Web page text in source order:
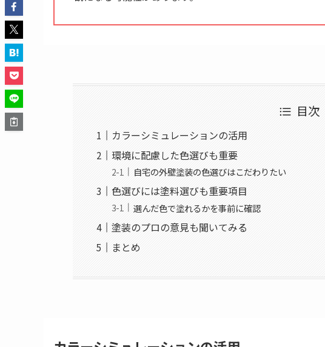
目次
カラーシミュレーションの活用
環境に配慮した色選びも重要
自宅の外壁塗装の色選びはこだわりたい
色選びには塗料選びも重要項目
選んだ色で塗れるかを事前に確認
塗装のプロの意見も聞いてみる
まとめ